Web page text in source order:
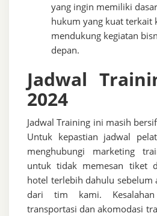
yang ingin memiliki
hukum yang kuat terkait
mendukung kegiatan
depan.
Jadwal
2024
Jadwal Training ini masih
Untuk kepastian jadwal
menghubungi marketing
untuk tidak memesan tiket
hotel terlebih dahulu sebelum
dari tim kami.
transportasi dan akomodasi